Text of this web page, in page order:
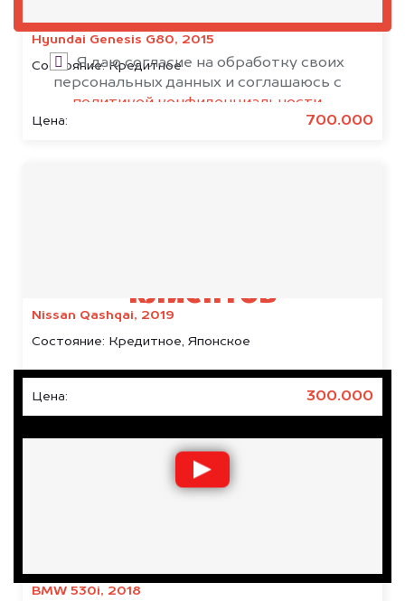
Hyundai Genesis G80, 2015
Состояние:Кредитное
Цена: 700.000
Nissan Qashqai, 2019
Состояние: Кредитное, Японское
Цена: 300.000
BMW 530i, 2018
Я даю согласие на обработку своих
персональных данных и соглашаюсь с
политикой конфиденциальности
клиентов